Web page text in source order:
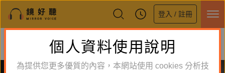
登入 / 註冊
鏡好聽全新APP上線
體驗全面升級，即刻下載
個人資料使用說明
為提供您更多優質的內容，本網站使用 cookies 分析技